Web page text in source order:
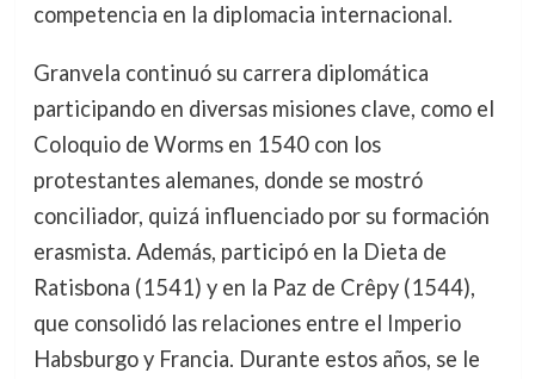
competencia en la diplomacia internacional.
Granvela continuó su carrera diplomática
participando en diversas misiones clave, como el
Coloquio de Worms en 1540 con los
protestantes alemanes, donde se mostró
conciliador, quizá influenciado por su formación
erasmista. Además, participó en la Dieta de
Ratisbona (1541) y en la Paz de Crêpy (1544),
que consolidó las relaciones entre el Imperio
Habsburgo y Francia. Durante estos años, se le